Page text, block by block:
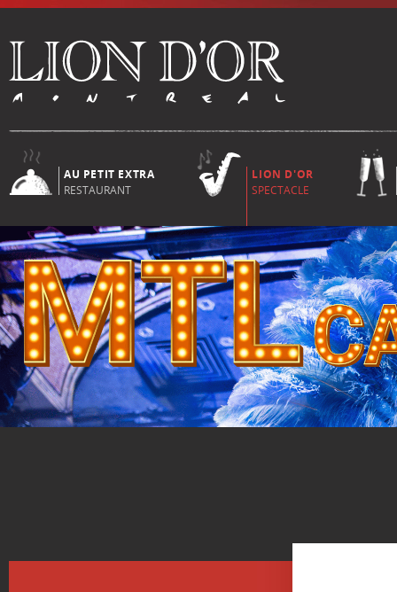
AU PETIT EXTRA
RESTAURANT
LION D'OR
SPECTACLE